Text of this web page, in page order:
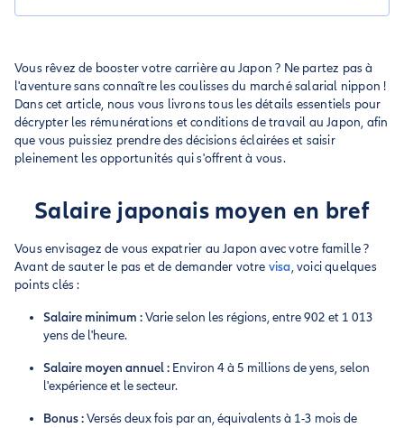
Vous rêvez de booster votre carrière au Japon ? Ne partez pas à
l'aventure sans connaître les coulisses du marché salarial nippon !
Dans cet article, nous vous livrons tous les détails essentiels pour
décrypter les rémunérations et conditions de travail au Japon, afin
que vous puissiez prendre des décisions éclairées et saisir
pleinement les opportunités qui s'offrent à vous.
Salaire japonais moyen en bref
Vous envisagez de vous expatrier au Japon avec votre famille ?
Avant de sauter le pas et de demander votre visa, voici quelques
points clés :
Salaire minimum :Varie selon les régions, entre 902 et 1 013
yens de l'heure.
Salaire moyen annuel : Environ 4 à 5 millions de yens, selon
l'expérience et le secteur.
Bonus :Versés deux fois par an, équivalents à 1-3 mois de